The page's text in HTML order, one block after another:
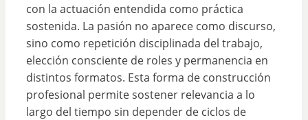
con la actuación entendida como práctica
sostenida. La pasión no aparece como discurso,
sino como repetición disciplinada del trabajo,
elección consciente de roles y permanencia en
distintos formatos. Esta forma de construcción
profesional permite sostener relevancia a lo
largo del tiempo sin depender de ciclos de